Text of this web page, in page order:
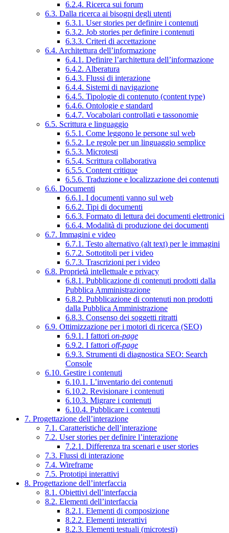
6.2.4. Ricerca sui forum
6.3. Dalla ricerca ai bisogni degli utenti
6.3.1. User stories per definire i contenuti
6.3.2. Job stories per definire i contenuti
6.3.3. Criteri di accettazione
6.4. Architettura dell’informazione
6.4.1. Definire l’architettura dell’informazione
6.4.2. Alberatura
6.4.3. Flussi di interazione
6.4.4. Sistemi di navigazione
6.4.5. Tipologie di contenuto (content type)
6.4.6. Ontologie e standard
6.4.7. Vocabolari controllati e tassonomie
6.5. Scrittura e linguaggio
6.5.1. Come leggono le persone sul web
6.5.2. Le regole per un linguaggio semplice
6.5.3. Microtesti
6.5.4. Scrittura collaborativa
6.5.5. Content critique
6.5.6. Traduzione e localizzazione dei contenuti
6.6. Documenti
6.6.1. I documenti vanno sul web
6.6.2. Tipi di documenti
6.6.3. Formato di lettura dei documenti elettronici
6.6.4. Modalità di produzione dei documenti
6.7. Immagini e video
6.7.1. Testo alternativo (alt text) per le immagini
6.7.2. Sottotitoli per i video
6.7.3. Trascrizioni per i video
6.8. Proprietà intellettuale e privacy
6.8.1. Pubblicazione di contenuti prodotti dalla
Pubblica Amministrazione
6.8.2. Pubblicazione di contenuti non prodotti
dalla Pubblica Amministrazione
6.8.3. Consenso dei soggetti ritratti
6.9. Ottimizzazione per i motori di ricerca (SEO)
6.9.1. I fattori on-page
6.9.2. I fattori off-page
6.9.3. Strumenti di diagnostica SEO: Search
Console
6.10. Gestire i contenuti
6.10.1. L’inventario dei contenuti
6.10.2. Revisionare i contenuti
6.10.3. Migrare i contenuti
6.10.4. Pubblicare i contenuti
7. Progettazione dell’interazione
7.1. Caratteristiche dell’interazione
7.2. User stories per definire l’interazione
7.2.1. Differenza tra scenari e user stories
7.3. Flussi di interazione
7.4. Wireframe
7.5. Prototipi interattivi
8. Progettazione dell’interfaccia
8.1. Obiettivi dell’interfaccia
8.2. Elementi dell’interfaccia
8.2.1. Elementi di composizione
8.2.2. Elementi interattivi
8.2.3. Elementi testuali (microtesti)